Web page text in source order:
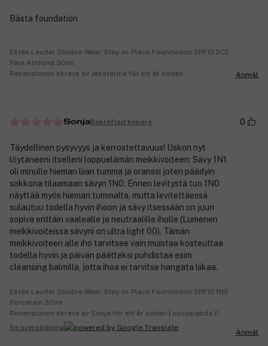
Bästa foundation
Estée Lauder Double Wear Stay-In-Place Foundation SPF10 2C2
Pale Almond 30ml
Recensionen skrevs av Jekaterina för ett år sedan
Anmäl
SonjaBekräftad köpare 0
Täydellinen pysyvyys ja kerrostettavuus! Uskon nyt
löytäneeni itselleni loppuelämän meikkivoiteen. Sävy 1N1
oli minulle hieman liian tumma ja oranssi joten päädyin
sokkona tilaamaan sävyn 1N0. Ennen levitystä tuo 1N0
näyttää myös hieman tummalta, mutta levitettäessä
sulautuu todella hyvin ihoon ja sävy itsessään on juuri
sopiva erittäin vaalealle ja neutraalille iholle (Lumenen
meikkivoiteissa sävyni on ultra light 00). Tämän
meikkivoiteen alle iho tarvitsee vain muistaa kosteuttaa
todella hyvin ja päivän päätteksi puhdistaa esim
cleansing balmilla, jotta ihoa ei tarvitse hangata liikaa.
Estée Lauder Double Wear Stay-In-Place Foundation SPF10 1N0
Porcelain 30ml
Recensionen skrevs av Sonja för ett år sedan | cocopanda.fi
Se översättning
Anmäl